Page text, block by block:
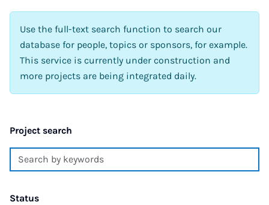
Use the full-text search function to search our
database for people, topics or sponsors, for example.
This service is currently under construction and
more projects are being integrated daily.
Project search
Status